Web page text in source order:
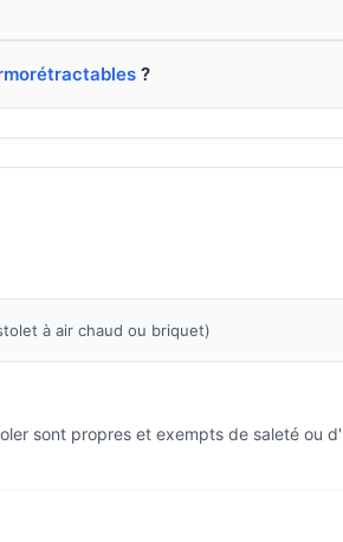
?
à air chaud ou briquet)
sont propres et exempts de saleté ou